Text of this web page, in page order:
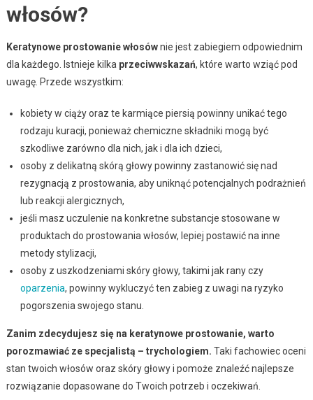
włosów?
Keratynowe prostowanie włosównie jest zabiegiem odpowiednim
dla każdego. Istnieje kilka przeciwwskazań, które warto wziąć pod
uwagę. Przede wszystkim:
kobiety w ciąży oraz te karmiące piersią powinny unikać tego
rodzaju kuracji, ponieważ chemiczne składniki mogą być
szkodliwe zarówno dla nich, jak i dla ich dzieci,
osoby z delikatną skórą głowy powinny zastanowić się nad
rezygnacją z prostowania, aby uniknąć potencjalnych podrażnień
lub reakcji alergicznych,
jeśli masz uczulenie na konkretne substancje stosowane w
produktach do prostowania włosów, lepiej postawić na inne
metody stylizacji,
osoby z uszkodzeniami skóry głowy, takimi jak rany czy
oparzenia, powinny wykluczyć ten zabieg z uwagi na ryzyko
pogorszenia swojego stanu.
Zanim zdecydujesz się na keratynowe prostowanie, warto
porozmawiać ze specjalistą – trychologiem. Taki fachowiec oceni
stan twoich włosów oraz skóry głowy i pomoże znaleźć najlepsze
rozwiązanie dopasowane do Twoich potrzeb i oczekiwań.